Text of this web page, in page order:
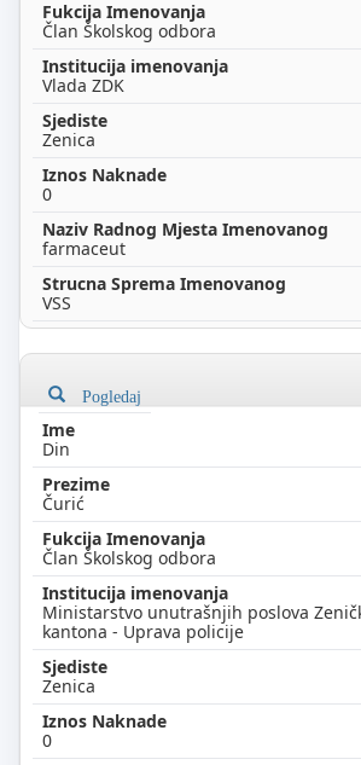
Član Školskog odbora
Vlada ZDK
Zenica
0
farmaceut
VSS
Pogledaj
Din
Čurić
Član Školskog odbora
Ministarstvo unutrašnjih poslova
kantona - Uprava policije
Zenica
0